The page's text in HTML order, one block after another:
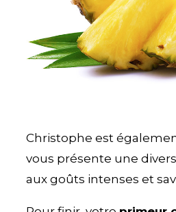
Christophe est
vous présente une
aux goûts intenses et